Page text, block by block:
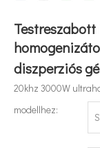
diszperziós
20khz 3000W
modellhez: